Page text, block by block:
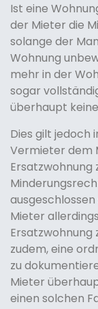
Ist eine
der Mieter die
solange der
Wohnung
mehr in der
sogar
überhaupt
Dies gilt jedoch
Vermieter dem
Ersatzwohnung
Mieter
Ersatzwohnung
zudem, eine
zu
Mieter
einen solchen